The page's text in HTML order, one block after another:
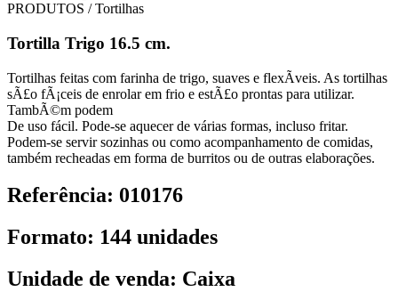
PRODUTOS / Tortilhas
Tortilla Trigo 16.5 cm.
Tortilhas feitas com farinha de trigo, suaves e flexÃ­veis. As tortilhas
sÃ£o fÃ¡ceis de enrolar em frio e estÃ£o prontas para utilizar.
TambÃ©m podem
De uso fácil. Pode-se aquecer de várias formas, incluso fritar.
Podem-se servir sozinhas ou como acompanhamento de comidas,
também recheadas em forma de burritos ou de outras elaborações.
Referência: 010176
Formato: 144 unidades
Unidade de venda: Caixa